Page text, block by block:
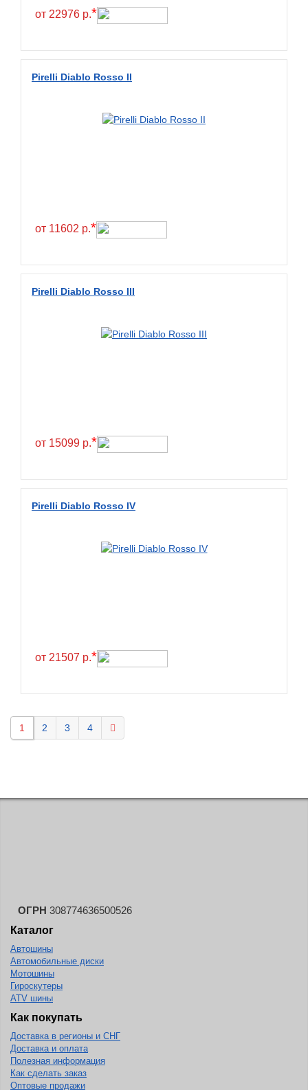
от 22976 р.*
Pirelli Diablo Rosso II
от 11602 р.*
Pirelli Diablo Rosso III
от 15099 р.*
Pirelli Diablo Rosso IV
от 21507 р.*
1 2 3 4
ОГРН 308774636500526
Каталог
Автошины
Автомобильные диски
Мотошины
Гироскутеры
ATV шины
Как покупать
Доставка в регионы и СНГ
Доставка и оплата
Полезная информация
Как сделать заказ
Оптовые продажи